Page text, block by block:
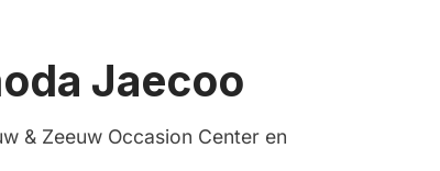
Jaecoo
& Zeeuw Occasion Center en